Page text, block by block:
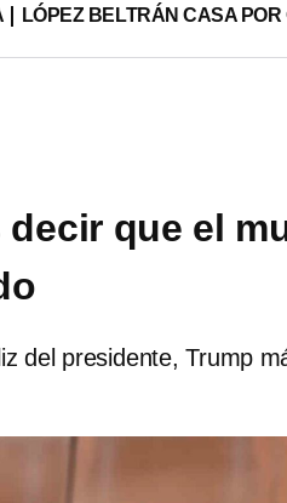
LÓPEZ BELTRÁN CASA
que el
del presidente, Trump